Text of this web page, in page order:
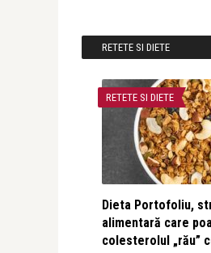
RETETE SI DIETE
RETETE SI DIETE
Dieta Portofoliu,
alimentară care
colesterolul „rău”